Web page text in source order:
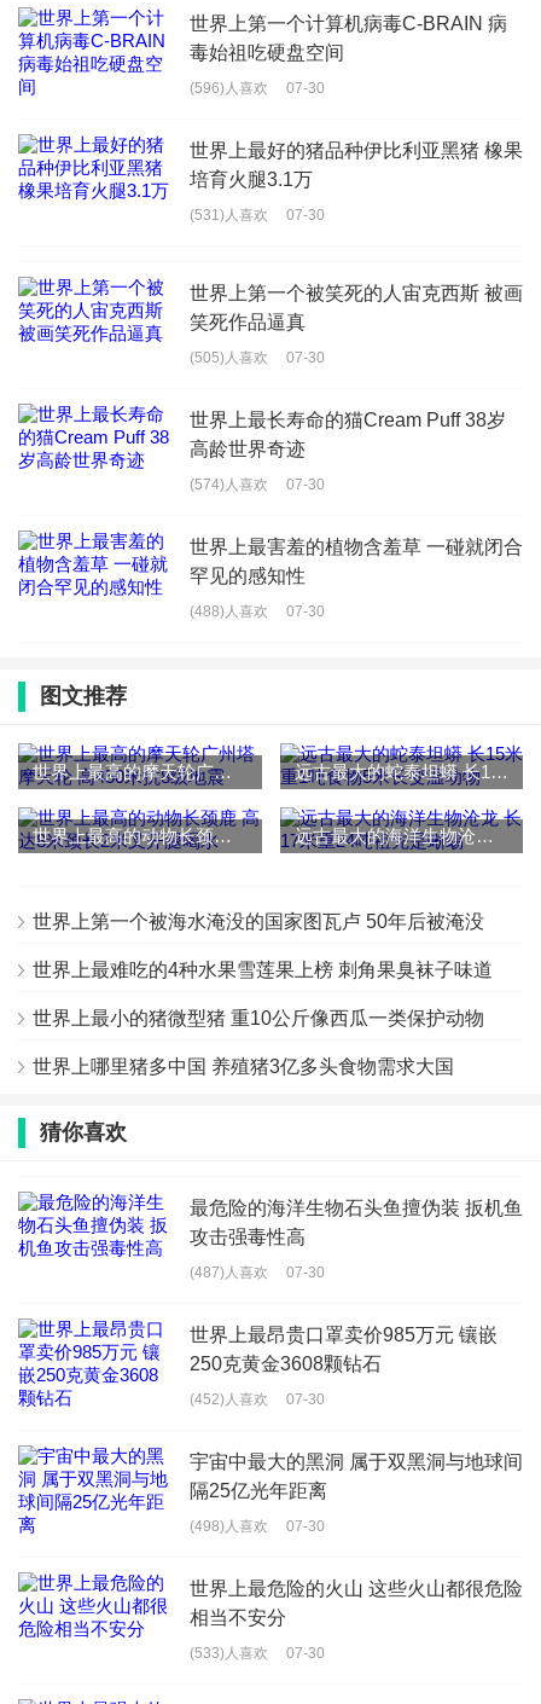
世界上第一个计算机病毒C-BRAIN 病
毒始祖吃硬盘空间
(596)人喜欢 07-30
世界上最好的猪品种伊比利亚黑猪 橡果
培育火腿3.1万
(531)人喜欢 07-30
世界上第一个被笑死的人宙克西斯 被画
笑死作品逼真
(505)人喜欢 07-30
世界上最长寿命的猫Cream Puff 38岁
高龄世界奇迹
(574)人喜欢 07-30
世界上最害羞的植物含羞草 一碰就闭合
罕见的感知性
(488)人喜欢 07-30
图文推荐
世界上最高的摩天轮广州塔摩天轮 高450米抗8级地震 远古最大的蛇泰坦蟒 长15米重1吨食物5米长变温动物
世界上最高的动物长颈鹿 高达8米颈长2米叉开腿喝水 远古最大的海洋生物沧龙 长17米重24吨祖先是蜥蜴
世界上第一个被海水淹没的国家图瓦卢 50年后被淹没
世界上最难吃的4种水果雪莲果上榜 刺角果臭袜子味道
世界上最小的猪微型猪 重10公斤像西瓜一类保护动物
世界上哪里猪多中国 养殖猪3亿多头食物需求大国
猜你喜欢
最危险的海洋生物石头鱼擅伪装 扳机鱼
攻击强毒性高
(487)人喜欢 07-30
世界上最昂贵口罩卖价985万元 镶嵌
250克黄金3608颗钻石
(452)人喜欢 07-30
宇宙中最大的黑洞 属于双黑洞与地球间
隔25亿光年距离
(498)人喜欢 07-30
世界上最危险的火山 这些火山都很危险
相当不安分
(533)人喜欢 07-30